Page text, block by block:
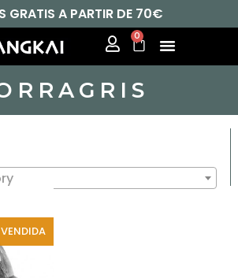
GRATIS A PARTIR DE 70€
0